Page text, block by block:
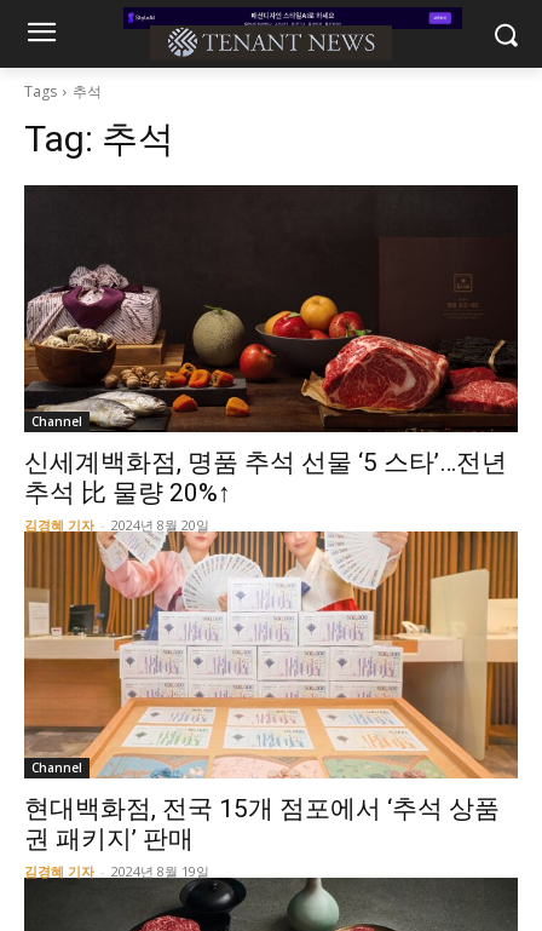
Tags 추석
Tag: 추석
Channel
신세계백화점, 명품 추석 선물 ‘5 스타’…전년
추석 比 물량 20%↑
김경혜 기자 - 2024년 8월 20일
Channel
현대백화점, 전국 15개 점포에서 ‘추석 상품
권 패키지’ 판매
김경혜 기자 - 2024년 8월 19일